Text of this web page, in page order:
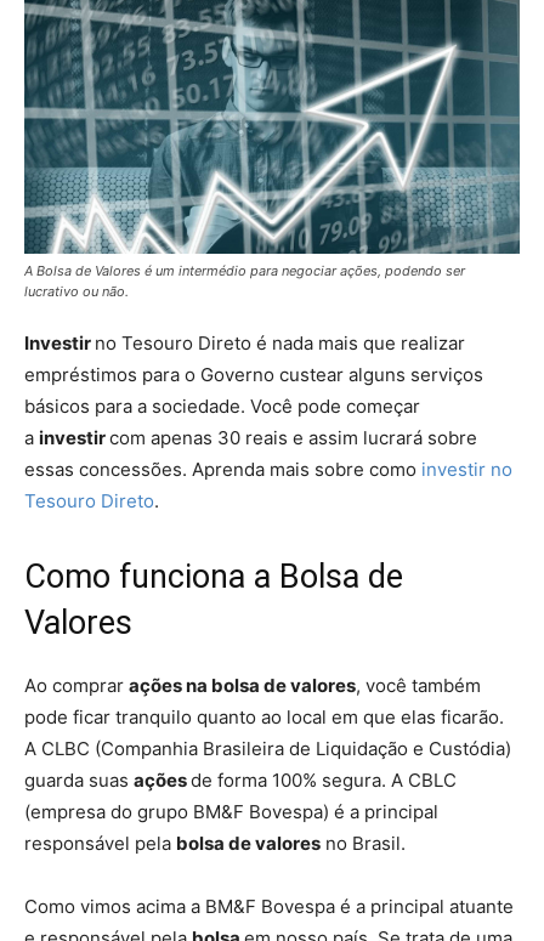
A Bolsa de Valores é um intermédio para negociar ações, podendo ser
lucrativo ou não.
Investir no Tesouro Direto é nada mais que realizar
empréstimos para o Governo custear alguns serviços
básicos para a sociedade. Você pode começar
a investircom apenas 30 reais e assim lucrará sobre
essas concessões. Aprenda mais sobre como investir no
Tesouro Direto.
Como funciona a Bolsa de
Valores
Ao comprar ações na bolsa de valores, você também
pode ficar tranquilo quanto ao local em que elas ficarão.
A CLBC (Companhia Brasileira de Liquidação e Custódia)
guarda suas açõesde forma 100% segura. A CBLC
(empresa do grupo BM&F Bovespa) é a principal
responsável pela bolsa de valores no Brasil.
Como vimos acima a BM&F Bovespa é a principal atuante